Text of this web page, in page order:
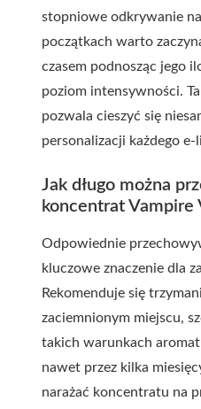
stopniowe odkrywanie
początkach warto
czasem podnosząc jego
poziom intensywności.
pozwala cieszyć się
personalizacji każdego e-
Jak długo można
koncentrat Vampire
Odpowiednie
kluczowe znaczenie dla
Rekomenduje się
zaciemnionym miejscu,
takich warunkach
nawet przez kilka
narażać koncentratu na